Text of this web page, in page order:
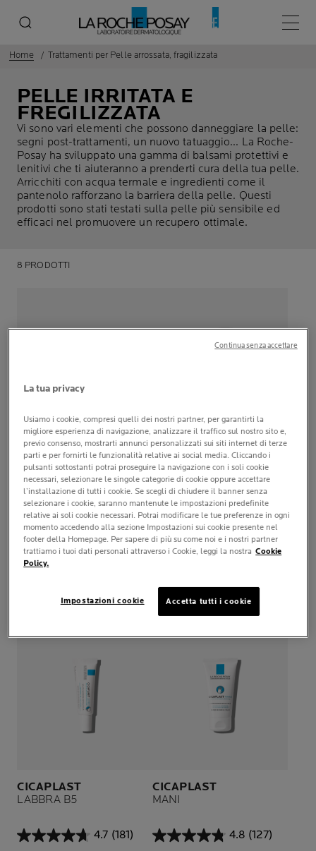
Menù
Home Trattamenti per Pelle arrossata, fragilizzata
PELLE IRRITATA E
FREGILIZZATA
Vi sono vari elementi che possono danneggiare la pelle:
segni post-trattamenti, un nuovo tatuaggio... La Roche-
Posay ha sviluppato una gamma di balsami protettivi e
lenitivi che ti aiuteranno a prenderti cura della tua pelle.
Arricchiti con acqua termale e ingredienti come il
pantenolo rafforzano la barriera della pelle. Questi
prodotti sono stati testati sulla pelle più sensibile ed
efficaci nel promuovere un recupero ottimale.
8 PRODOTTI
CICAPLAST
GEL B5
4.7 (139)
4.7
su
5
stelle.
Trattamento acceleratore
della riparazione
dell'epidermide
CICAPLAST
LAVANT B5
4.5 (12)
4.5
su
5
recensioni
Gel schiumogeno purificante
lenitivo
ACQUISTA ONLINE
CICAPLAST
LABBRA B5
4.7 (181)
4.7
CICAPLAST
MANI
4.8 (127)
4.8
La tua privacy
Usiamo i cookie, compresi quelli dei nostri partner, per garantirti la
migliore esperienza di navigazione, analizzare il traffico sul nostro sito e,
previo consenso, mostrarti annunci personalizzati sui siti internet di terze
parti e per fornirti le funzionalità relative ai social media. Cliccando i
pulsanti sottostanti potrai proseguire la navigazione con i soli cookie
necessari, selezionare le singole categorie di cookie oppure accettare
l’installazione di tutti i cookie. Se scegli di chiudere il banner senza
selezionare i cookie, saranno mantenute le impostazioni predefinite
relative ai soli cookie necessari. Potrai modificare le tue preferenze in ogni
momento accedendo alla sezione Impostazioni sui cookie presente nel
footer della Homepage. Per sapere di più su come noi e i nostri partner
trattiamo i tuoi dati personali attraverso i Cookie, leggi la nostra Cookie
Policy.
Impostazioni cookie Accetta tutti i cookie
Continua senza accettare